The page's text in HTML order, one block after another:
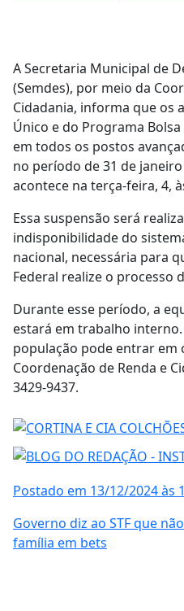
A Secretaria Municipal de
(Semdes), por meio da
Cidadania, informa que os
Único e do Programa
em todos os postos
no período de 31 de
acontece na terça-feira, 4,
Essa suspensão será
indisponibilidade do
nacional, necessária para
Federal realize o processo
Durante esse período, a
estará em trabalho interno.
população pode entrar em
Coordenação de Renda e
3429-9437.
Postado em 13/12/2024 às
Governo diz ao STF que
família em bets